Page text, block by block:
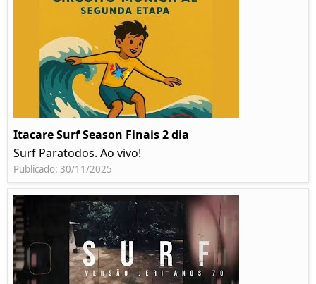
Itacare Surf Season Finais 2 dia
Surf Paratodos. Ao vivo!
Publicado: 30/11/2025